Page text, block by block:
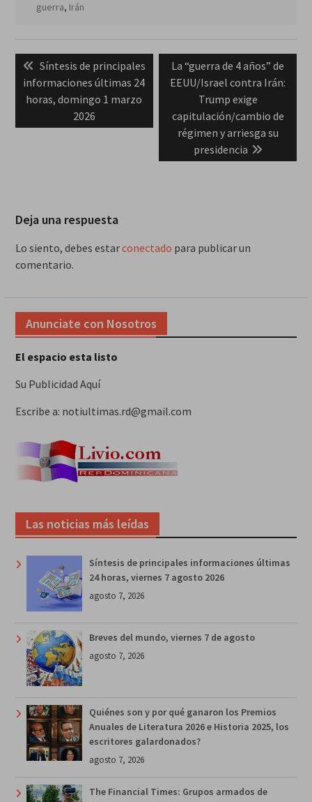
guerra, Irán
de
entradas
Previous
post:
Síntesis de principales
informaciones últimas 24
horas, domingo 1 marzo
2026
Next
post:
La “guerra de 4 años” de
EEUU/Israel contra Irán:
Trump exige
capitulación/cambio de
régimen y arriesga su
presidencia
Deja una respuesta
Lo siento, debes estarconectado para publicar un
comentario.
Anunciate con Nosotros
El espacio esta listo
Su Publicidad Aquí
Escribe a: notiultimas.rd@gmail.com
Las noticias más leídas
Síntesis de principales informaciones últimas
24 horas, viernes 7 agosto 2026
agosto 7, 2026
Breves del mundo, viernes 7 de agosto
agosto 7, 2026
Quiénes son y por qué ganaron los Premios
Anuales de Literatura 2026 e Historia 2025, los
escritores galardonados?
agosto 7, 2026
The Financial Times: Grupos armados de